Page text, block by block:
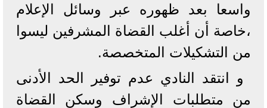
واسعا بعد ظهوره عبر وسائل الإعلام
،خاصة أن أغلب القضاة المشرفين ليسوا
من التشكيلات المتخصصة.
و انتقد النادي عدم توفير الحد الأدنى
من متطلبات الإشراف وسكن القضاة